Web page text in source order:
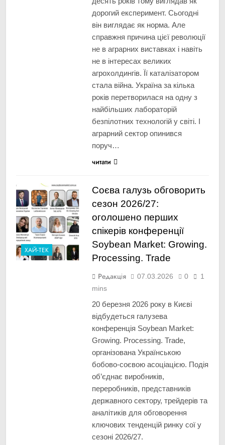
дорогий експеримент. Сьогодні
він виглядає як норма. Але
справжня причина цієї революції
не в аграрних виставках і навіть
не в інтересах великих
агрохолдингів. Її каталізатором
стала війна. Україна за кілька
років перетворилася на одну з
найбільших лабораторій
безпілотних технологій у світі. І
аграрний сектор опинився
поруч…
читати
ХАЙ-ТЕК
Соєва галузь обговорить
сезон 2026/27:
оголошено перших
спікерів конференції
Soybean Market: Growing.
Processing. Trade
Редакція 07.03.2026 0
1
mins
20 березня 2026 року в Києві
відбудеться галузева
конференція Soybean Market:
Growing. Processing. Trade,
організована Українською
бобово-соєвою асоціацією. Подія
об’єднає виробників,
переробників, представників
державного сектору, трейдерів та
аналітиків для обговорення
ключових тенденцій ринку сої у
сезоні 2026/27.